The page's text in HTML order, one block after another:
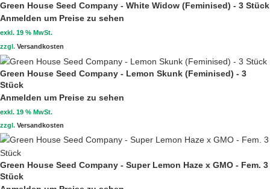
Green House Seed Company - White Widow (Feminised) - 3 Stück
Anmelden um Preise zu sehen
exkl. 19 % MwSt.
zzgl. Versandkosten
Green House Seed Company - Lemon Skunk (Feminised) - 3
Stück
Anmelden um Preise zu sehen
exkl. 19 % MwSt.
zzgl. Versandkosten
Green House Seed Company - Super Lemon Haze x GMO - Fem. 3
Stück